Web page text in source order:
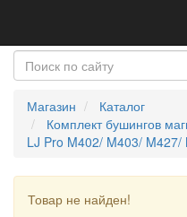
Магазин
Каталог
Комплект бушингов
LJ Pro M402/ M403/
Товар не найден!